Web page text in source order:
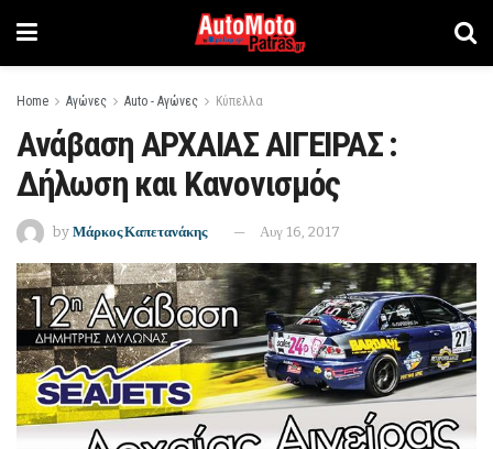
Home Αγώνες Auto - Αγώνες Κύπελλα
Ανάβαση ΑΡΧΑΙΑΣ ΑΙΓΕΙΡΑΣ :
Δήλωση και Κανονισμός
by Μάρκος Καπετανάκης Αυγ 16, 2017